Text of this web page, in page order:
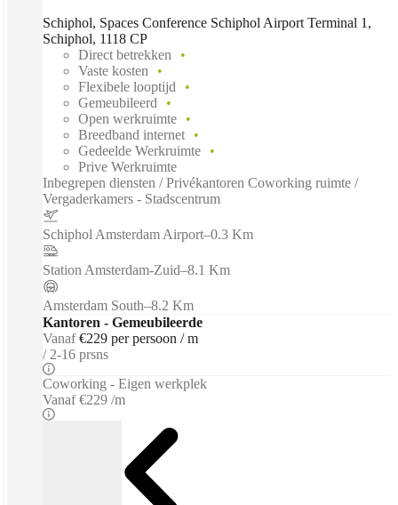
Schiphol, Spaces Conference Schiphol Airport Terminal 1,
Schiphol, 1118 CP
Direct betrekken
Vaste kosten
Flexibele looptijd
Gemeubileerd
Open werkruimte
Breedband internet
Gedeelde Werkruimte
Prive Werkruimte
Inbegrepen diensten / Privékantoren Coworking ruimte /
Vergaderkamers - Stadscentrum
Schiphol Amsterdam Airport–0.3 Km
Station Amsterdam-Zuid–8.1 Km
Amsterdam South–8.2 Km
Kantoren - Gemeubileerde
Vanaf €229 per persoon / m
2-16 prsns
Coworking - Eigen werkplek
Vanaf €229 /m